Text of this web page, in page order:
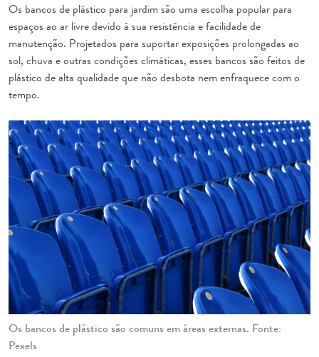
Os bancos de plástico para jardim são uma escolha popular para
espaços ao ar livre devido à sua resistência e facilidade de
manutenção. Projetados para suportar exposições prolongadas ao
sol, chuva e outras condições climáticas, esses bancos são feitos de
plástico de alta qualidade que não desbota nem enfraquece com o
tempo.
Os bancos de plástico são comuns em áreas externas. Fonte:
Pexels